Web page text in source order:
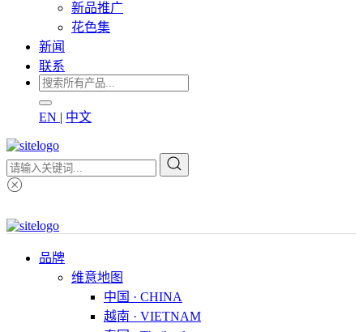
新品推广
花色集
新闻
联系
EN | 中文
品牌
维意地图
中国 · CHINA
越南 · VIETNAM